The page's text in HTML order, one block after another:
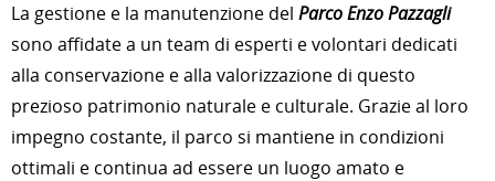
La gestione e la manutenzione del Parco Enzo Pazzagli
sono affidate a un team di esperti e volontari dedicati
alla conservazione e alla valorizzazione di questo
prezioso patrimonio naturale e culturale. Grazie al loro
impegno costante, il parco si mantiene in condizioni
ottimali e continua ad essere un luogo amato e